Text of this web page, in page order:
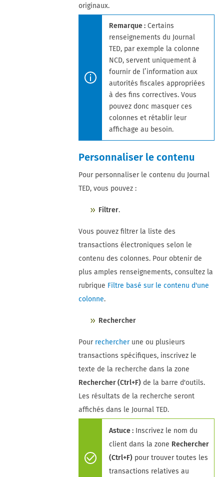
originaux.
Remarque : Certains
renseignements du Journal
TED, par exemple la colonne
NCD, servent uniquement à
fournir de l’information aux
autorités fiscales appropriées
à des fins correctives. Vous
pouvez donc masquer ces
colonnes et rétablir leur
affichage au besoin.
Personnaliser le contenu
Pour personnaliser le contenu du Journal
TED, vous pouvez :
Filtrer.
Vous pouvez filtrer la liste des
transactions électroniques selon le
contenu des colonnes. Pour obtenir de
plus amples renseignements, consultez la
rubrique Filtre basé sur le contenu d'une
colonne.
Rechercher
Pour rechercherune ou plusieurs
transactions spécifiques, inscrivez le
texte de la recherche dans la zone
Rechercher (Ctrl+F) de la barre d'outils.
Les résultats de la recherche seront
affichés dans le Journal TED.
Astuce : Inscrivez le nom du
client dans la zone Rechercher
(Ctrl+F) pour trouver toutes les
transactions relatives au